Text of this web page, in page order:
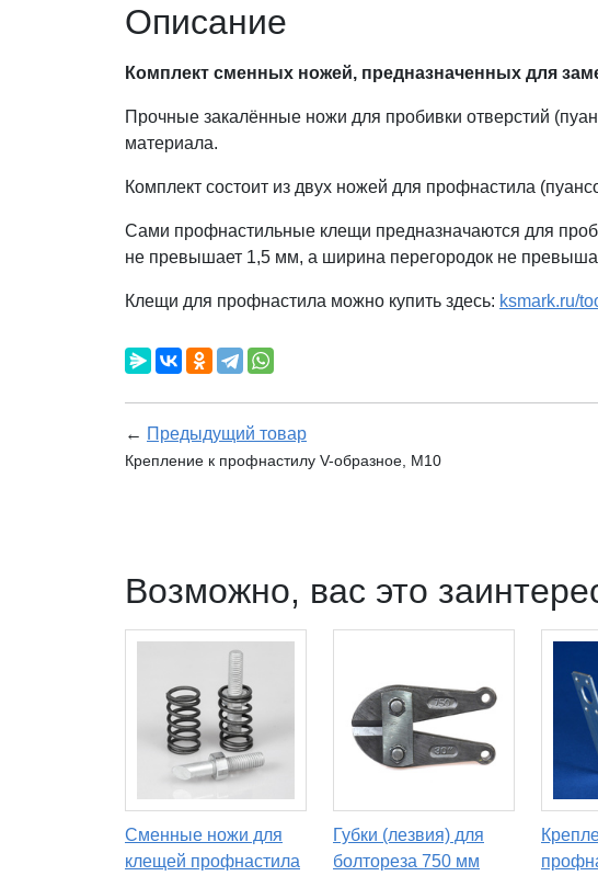
Описание
Комплект сменных ножей, предназначенных для
Прочные закалённые ножи для пробивки отверстий
материала.
Комплект состоит из двух ножей для профнастила
Сами профнастильные клещи предназначаются для
не превышает 1,5 мм, а ширина перегородок не
Клещи для профнастила можно купить здесь: ksmark.ru/
← Предыдущий товар
Крепление к профнастилу V-образное, М10
Возможно, вас это
Сменные ножи для
клещей профнастила
Губки (лезвия) для
болтореза 750 мм